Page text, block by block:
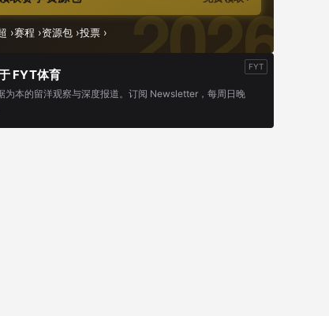
›赛程 ›资源包 ›投票 ›
FYT
FYT体育
为本的留洋观察与深度报道。订阅 Newsletter，每周日晚